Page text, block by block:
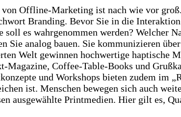
Offline-Marketing ist nach wie vor
Branding. Bevor Sie in die
es wahrgenommen werden? Welcher
Sie analog bauen. Sie kommunizieren
Welt gewinnen hochwertige haptische
Magazine, Coffee-Table-Books und
und Workshops bieten zudem im
ist. Menschen bewegen sich auch
ausgewählte Printmedien. Hier gilt es,